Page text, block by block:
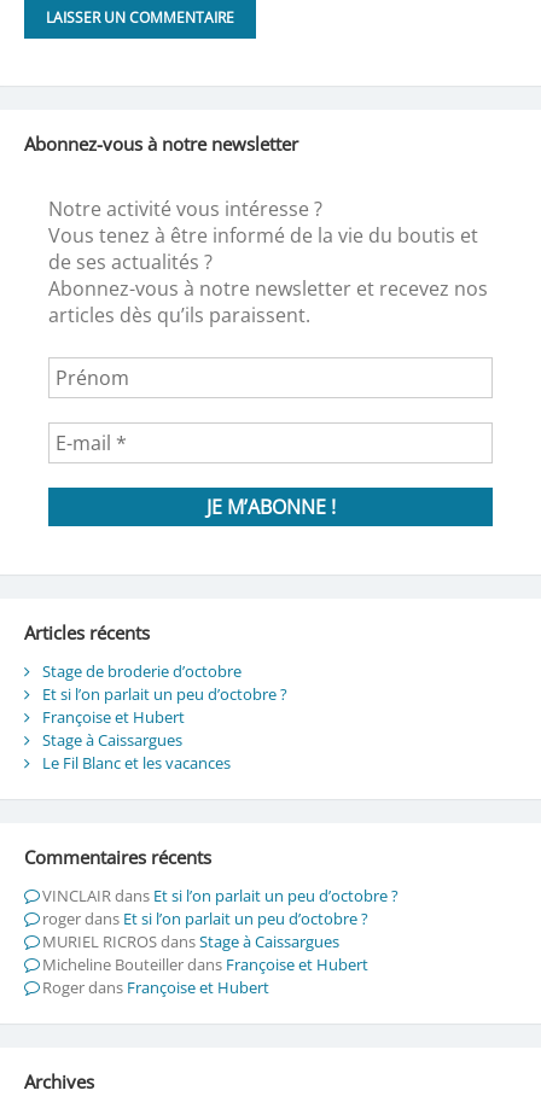
Abonnez-vous à notre newsletter
Notre activité vous intéresse ?
Vous tenez à être informé de la vie du boutis et
de ses actualités ?
Abonnez-vous à notre newsletter et recevez nos
articles dès qu’ils paraissent.
Articles récents
Stage de broderie d’octobre
Et si l’on parlait un peu d’octobre ?
Françoise et Hubert
Stage à Caissargues
Le Fil Blanc et les vacances
Commentaires récents
VINCLAIRdans Et si l’on parlait un peu d’octobre ?
rogerdans Et si l’on parlait un peu d’octobre ?
MURIEL RICROSdansStage à Caissargues
Micheline Bouteillerdans Françoise et Hubert
Rogerdans Françoise et Hubert
Archives